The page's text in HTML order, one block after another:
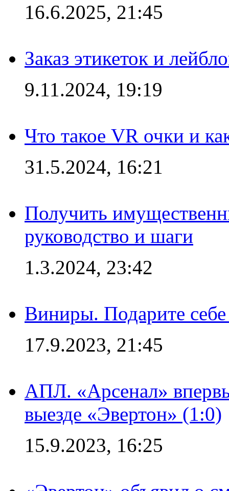
16.6.2025, 21:45
Заказ этикеток и
9.11.2024, 19:19
Что такое VR очки и
31.5.2024, 16:21
Получить
руководство и шаги
1.3.2024, 23:42
Виниры. Подарите
17.9.2023, 21:45
АПЛ. «Арсенал»
выезде «Эвертон» (1:0)
15.9.2023, 16:25